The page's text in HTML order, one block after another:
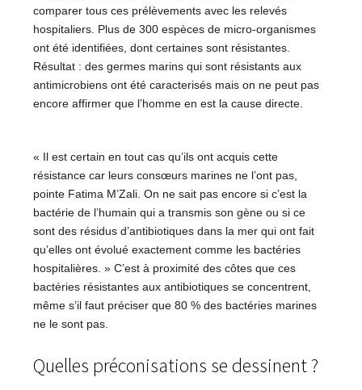
comparer tous ces prélèvements avec les relevés
hospitaliers. Plus de 300 espèces de micro-organismes
ont été identifiées, dont certaines sont résistantes.
Résultat : des germes marins qui sont résistants aux
antimicrobiens ont été caracterisés mais on ne peut pas
encore affirmer que l’homme en est la cause directe.
« Il est certain en tout cas qu’ils ont acquis cette
résistance car leurs consœurs marines ne l’ont pas,
pointe Fatima M’Zali. On ne sait pas encore si c’est la
bactérie de l’humain qui a transmis son gène ou si ce
sont des résidus d’antibiotiques dans la mer qui ont fait
qu’elles ont évolué exactement comme les bactéries
hospitalières. » C’est à proximité des côtes que ces
bactéries résistantes aux antibiotiques se concentrent,
même s’il faut préciser que 80 % des bactéries marines
ne le sont pas.
Quelles préconisations se dessinent ?